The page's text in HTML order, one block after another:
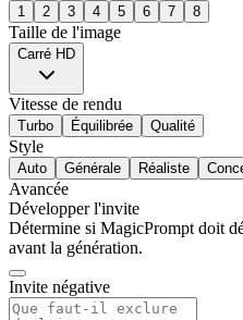
1 2 3 4 5 6 7 8
Taille de l'image
Carré HD
Vitesse de rendu
Turbo Équilibrée Qualité
Style
Auto Générale Réaliste
Avancée
Développer l'invite
Détermine si MagicPrompt doit
avant la génération.
Invite négative